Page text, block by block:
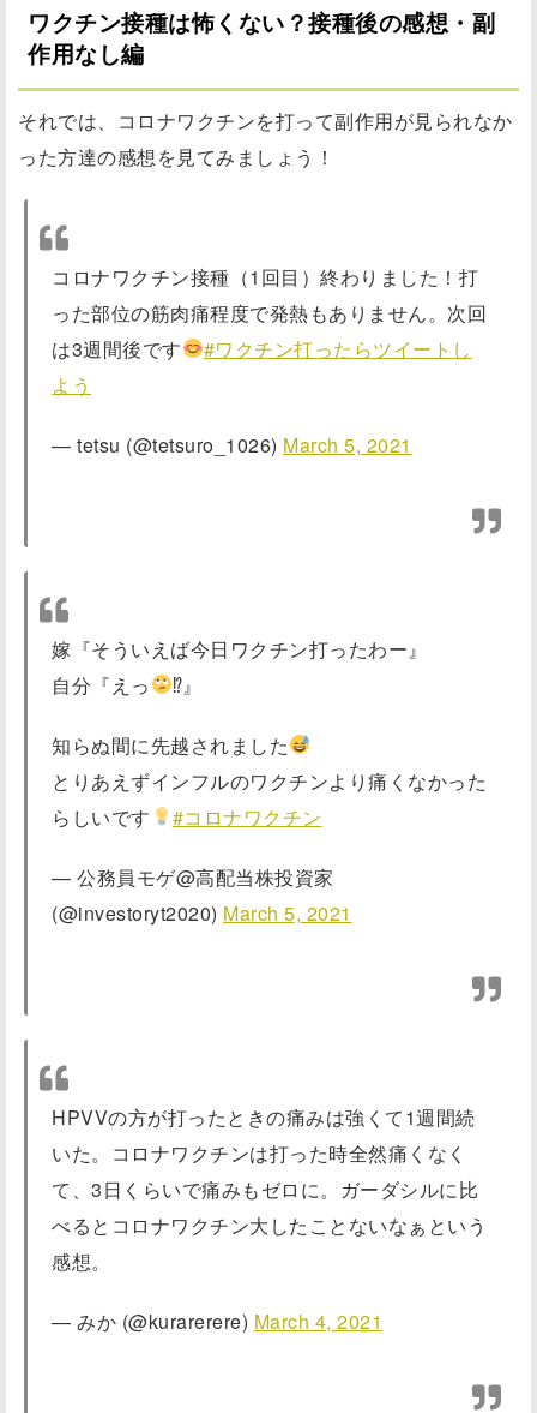
ワクチン接種は怖くない？接種後の感想・副
作用なし編
それでは、コロナワクチンを打って副作用が見られなか
った方達の感想を見てみましょう！
コロナワクチン接種（1回目）終わりました！打
った部位の筋肉痛程度で発熱もありません。次回
は3週間後です
#ワクチン打ったらツイートし
よう
— tetsu (@tetsuro_1026) March 5, 2021
嫁『そういえば今日ワクチン打ったわー』
自分『えっ
⁉︎』
知らぬ間に先越されました
とりあえずインフルのワクチンより痛くなかった
らしいです
#コロナワクチン
— 公務員モゲ@高配当株投資家
(@investoryt2020) March 5, 2021
HPVVの方が打ったときの痛みは強くて1週間続
いた。コロナワクチンは打った時全然痛くなく
て、3日くらいで痛みもゼロに。ガーダシルに比
べるとコロナワクチン大したことないなぁという
感想。
— みか (@kurarerere) March 4, 2021